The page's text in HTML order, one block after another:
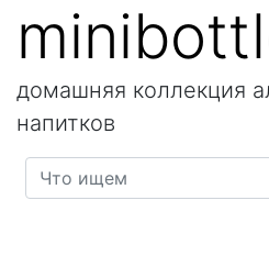
домашняя коллекция
напитков